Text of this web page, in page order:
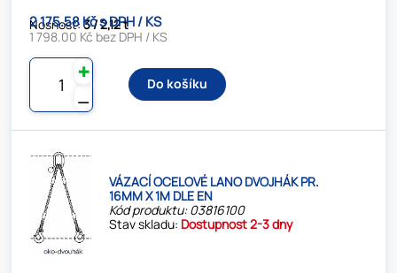
Nosnost:3 / 2,12 t
2 175.58 Kč s DPH / KS
1 798.00 Kč bez DPH / KS
⚊
✚
Do košíku
VÁZACÍ OCELOVÉ LANO DVOJHÁK PR.
16MM X 1M DLE EN
Kód produktu: 03816100
Stav skladu: Dostupnost 2-3 dny